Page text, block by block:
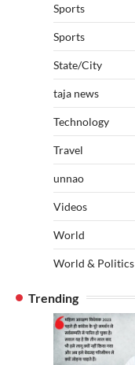
Sports
Sports
State/City
taja news
Technology
Travel
unnao
Videos
World
World & Politics
Trending